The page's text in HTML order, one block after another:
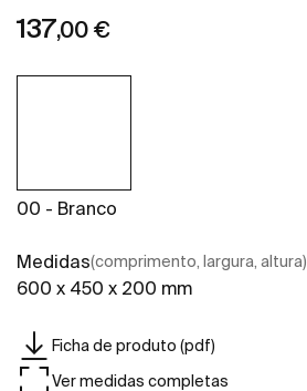
137,00 €
00 - Branco
Medidas(comprimento, largura, altura)
600 x 450 x 200 mm
Ficha de produto (pdf)
Ver medidas completas